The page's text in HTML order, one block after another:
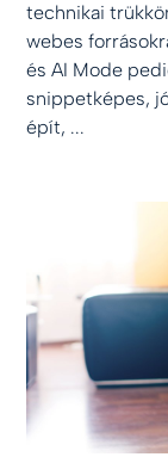
technikai
webes
és AI Mode
snippetképes,
épít, ...